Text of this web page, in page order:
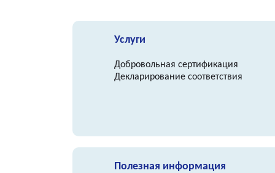
Услуги
Добровольная сертификация
Декларирование соответствия
Полезная информация